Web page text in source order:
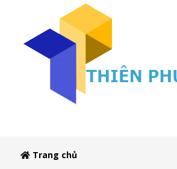
Trang chủ